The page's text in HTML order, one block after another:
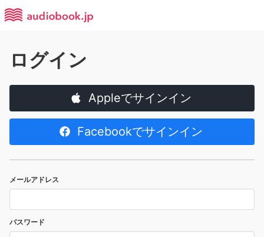
ログイン
Appleでサインイン
Facebookでサインイン
メールアドレス
パスワード